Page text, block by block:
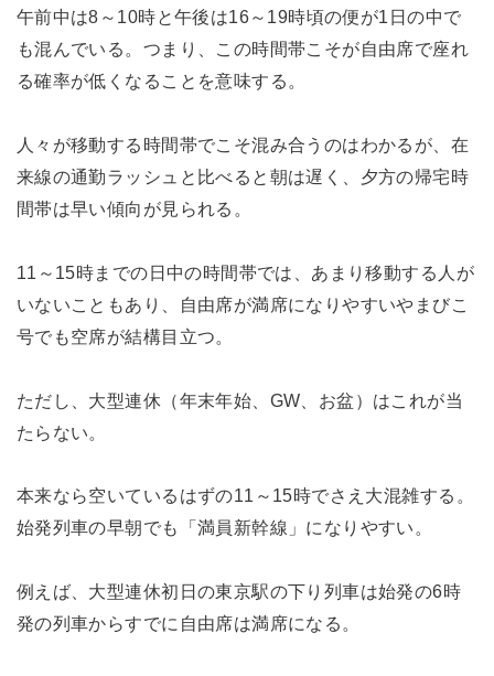
午前中は8～10時と午後は16～19時頃の便が1日の中で
も混んでいる。つまり、この時間帯こそが自由席で座れ
る確率が低くなることを意味する。
人々が移動する時間帯でこそ混み合うのはわかるが、在
来線の通勤ラッシュと比べると朝は遅く、夕方の帰宅時
間帯は早い傾向が見られる。
11～15時までの日中の時間帯では、あまり移動する人が
いないこともあり、自由席が満席になりやすいやまびこ
号でも空席が結構目立つ。
ただし、大型連休（年末年始、GW、お盆）はこれが当
たらない。
本来なら空いているはずの11～15時でさえ大混雑する。
始発列車の早朝でも「満員新幹線」になりやすい。
例えば、大型連休初日の東京駅の下り列車は始発の6時
発の列車からすでに自由席は満席になる。